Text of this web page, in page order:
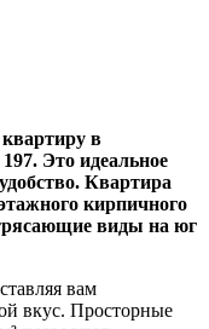
в
Это идеальное
Квартира
кирпичного
виды на юг
вам
вкус. Просторные